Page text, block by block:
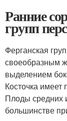
Ранние
групп
Ферганская
своеобразным
выделением
Косточка имеет
Плоды средних
большинстве